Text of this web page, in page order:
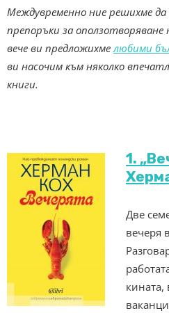
Междувременно ние решихме
препоръки за оползотворяване
вече ви предложихме любими
ви насочим към няколко
книги.
1.
Две
вечеря
кината,